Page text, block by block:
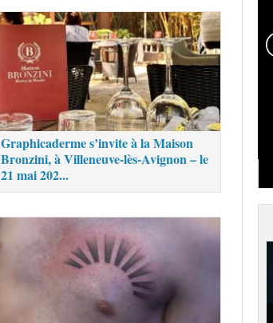
Graphicaderme s’invite à la Maison
Bronzini, à Villeneuve-lès-Avignon – le
21 mai 202...